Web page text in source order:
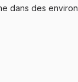
dans des